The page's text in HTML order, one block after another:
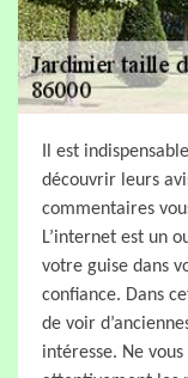
Il est
découvrir leurs
commentaires
L’internet est un
votre guise dans
confiance. Dans
de voir
intéresse. Ne